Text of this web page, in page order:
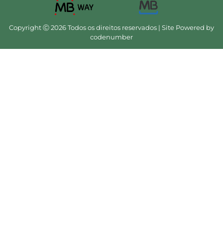
Copyright Ⓒ 2026 Todos os direitos reservados | Site Powered by
codenumber